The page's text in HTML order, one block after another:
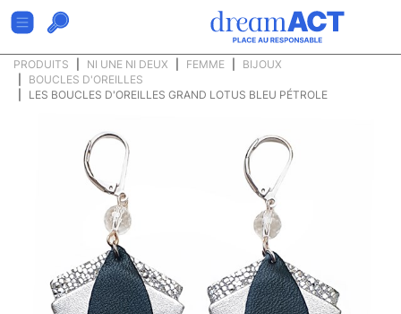
PRODUITS NI UNE NI DEUX FEMME
BIJOUX
BOUCLES D'OREILLES
LES BOUCLES D'OREILLES GRAND LOTUS BLEU PÉTROLE